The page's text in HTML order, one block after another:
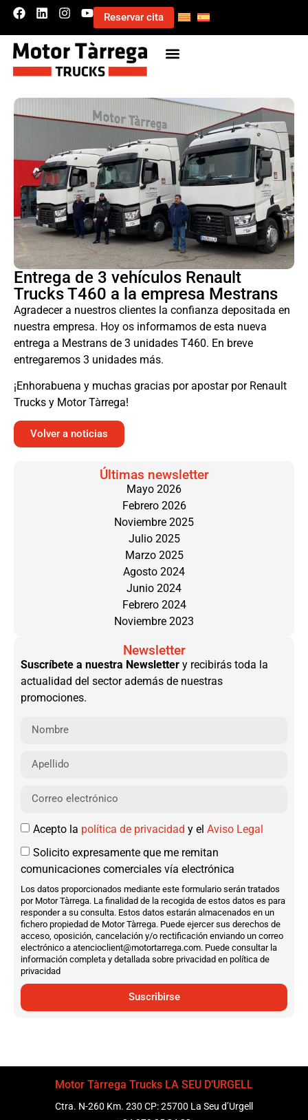
Reservar cita
Entrega de 3 vehículos Renault
Trucks T460 a la empresa Mestrans
Agradecer a nuestros clientes la confianza depositada en
nuestra empresa. Hoy os informamos de esta nueva
entrega a Mestrans de 3 unidades T460. En breve
entregaremos 3 unidades más.
¡Enhorabuena y muchas gracias por apostar por Renault
Trucks y Motor Tàrrega!
Volver a noticias
Últimas newsletter
Mayo 2026
Febrero 2026
Noviembre 2025
Julio 2025
Marzo 2025
Agosto 2024
Junio 2024
Febrero 2024
Noviembre 2023
Newsletter
Suscríbete a nuestra Newsletter y recibirás toda la
actualidad del sector además de nuestras
promociones.
Acepto la política de privacidad y el Aviso Legal
Solicito expresamente que me remitan
comunicaciones comerciales vía electrónica
Los datos proporcionados mediante este formulario serán tratados
por Motor Tàrrega. La finalidad de la recogida de estos datos es para
responder a su consulta. Estos datos estarán almacenados en un
fichero propiedad de Motor Tàrrega. Puede ejercer sus derechos de
acceso, oposición, cancelación y/o rectificación enviando un correo
electrónico a atencioclient@motortarrega.com. Puede consultar la
información completa y detallada sobre privacidad en política de
privacidad
Suscribirse
Motor Tàrrega Trucks LA SEU D’URGELL
Ctra. N-260 Km. 230 CP: 25700 La Seu d’Urgell